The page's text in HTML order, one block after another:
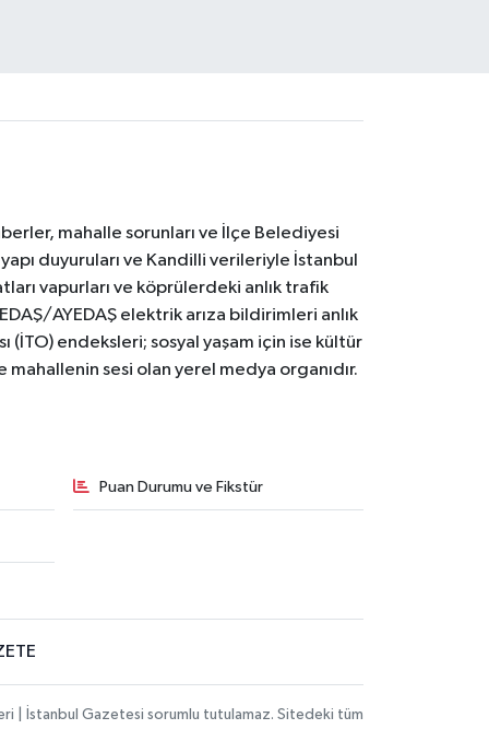
mahalle sorunları ve İlçe Belediyesi
duyuruları ve Kandilli verileriyle İstanbul
vapurları ve köprülerdeki anlık trafik
AYEDAŞ elektrik arıza bildirimleri anlık
(İTO) endeksleri; sosyal yaşam için ise kültür
sesi olan yerel medya organıdır.
Puan Durumu ve Fikstür
| İstanbul Gazetesi sorumlu tutulamaz. Sitedeki tüm